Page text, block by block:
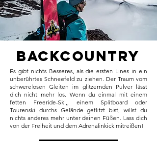
Backcountry
Es gibt nichts Besseres, als die ersten Lines in ein
unberührtes Schneefeld zu ziehen. Der Traum vom
schwerelosen Gleiten im glitzernden Pulver lässt
dich nicht mehr los. Wenn du einmal mit einem
fetten Freeride-Ski,, einem Splitboard oder
Tourenski durchs Gelände geflitzt bist, willst du
nichts anderes mehr unter deinen Füßen. Lass dich
von der Freiheit und dem Adrenalinkick mitreißen!